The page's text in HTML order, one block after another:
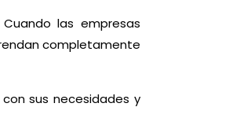
las empresas
completamente
sus necesidades y